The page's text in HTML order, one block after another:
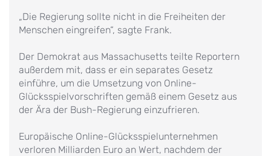
„Die Regierung sollte nicht in die Freiheiten der
Menschen eingreifen“, sagte Frank.
Der Demokrat aus Massachusetts teilte Reportern
außerdem mit, dass er ein separates Gesetz
einführe, um die Umsetzung von Online-
Glücksspielvorschriften gemäß einem Gesetz aus
der Ära der Bush-Regierung einzufrieren.
Europäische Online-Glücksspielunternehmen
verloren Milliarden Euro an Wert, nachdem der